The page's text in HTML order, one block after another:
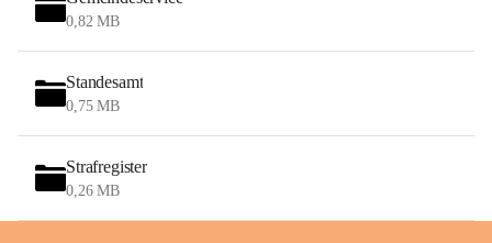
0,82 MB
Standesamt
0,75 MB
Strafregister
0,26 MB